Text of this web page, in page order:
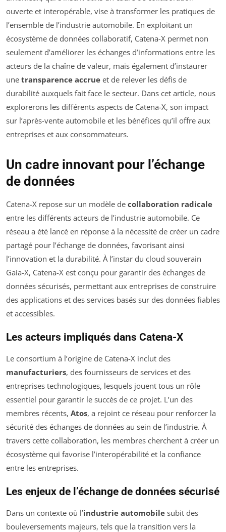
ouverte et interopérable, vise à transformer les pratiques de
l’ensemble de l’industrie automobile. En exploitant un
écosystème de données collaboratif, Catena-X permet non
seulement d’améliorer les échanges d’informations entre les
acteurs de la chaîne de valeur, mais également d’instaurer
une transparence accrue et de relever les défis de
durabilité auxquels fait face le secteur. Dans cet article, nous
explorerons les différents aspects de Catena-X, son impact
sur l’après-vente automobile et les bénéfices qu’il offre aux
entreprises et aux consommateurs.
Un cadre innovant pour l’échange
de données
Catena-X repose sur un modèle de collaboration radicale
entre les différents acteurs de l’industrie automobile. Ce
réseau a été lancé en réponse à la nécessité de créer un cadre
partagé pour l’échange de données, favorisant ainsi
l’innovation et la durabilité. À l’instar du cloud souverain
Gaia-X, Catena-X est conçu pour garantir des échanges de
données sécurisés, permettant aux entreprises de construire
des applications et des services basés sur des données fiables
et accessibles.
Les acteurs impliqués dans Catena-X
Le consortium à l’origine de Catena-X inclut des
manufacturiers, des fournisseurs de services et des
entreprises technologiques, lesquels jouent tous un rôle
essentiel pour garantir le succès de ce projet. L’un des
membres récents, Atos, a rejoint ce réseau pour renforcer la
sécurité des échanges de données au sein de l’industrie. À
travers cette collaboration, les membres cherchent à créer un
écosystème qui favorise l’interopérabilité et la confiance
entre les entreprises.
Les enjeux de l’échange de données sécurisé
Dans un contexte où l’industrie automobile subit des
bouleversements majeurs, tels que la transition vers la